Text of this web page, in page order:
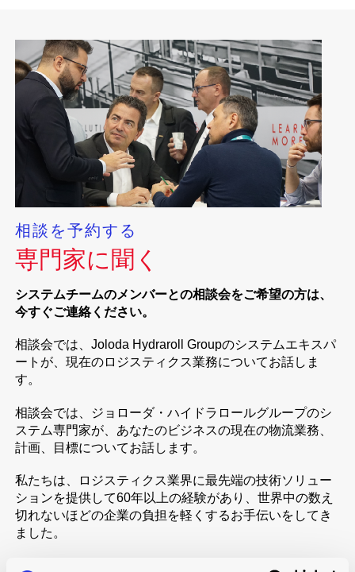
相談を予約する
専門家に聞く
システムチームのメンバーとの相談会をご希望の方は、
今すぐご連絡ください。
相談会では、Joloda Hydraroll Groupのシステムエキスパ
ートが、現在のロジスティクス業務についてお話しま
す。
相談会では、ジョローダ・ハイドラロールグループのシ
ステム専門家が、あなたのビジネスの現在の物流業務、
計画、目標についてお話します。
私たちは、ロジスティクス業界に最先端の技術ソリュー
ションを提供して60年以上の経験があり、世界中の数え
切れないほどの企業の負担を軽くするお手伝いをしてき
ました。